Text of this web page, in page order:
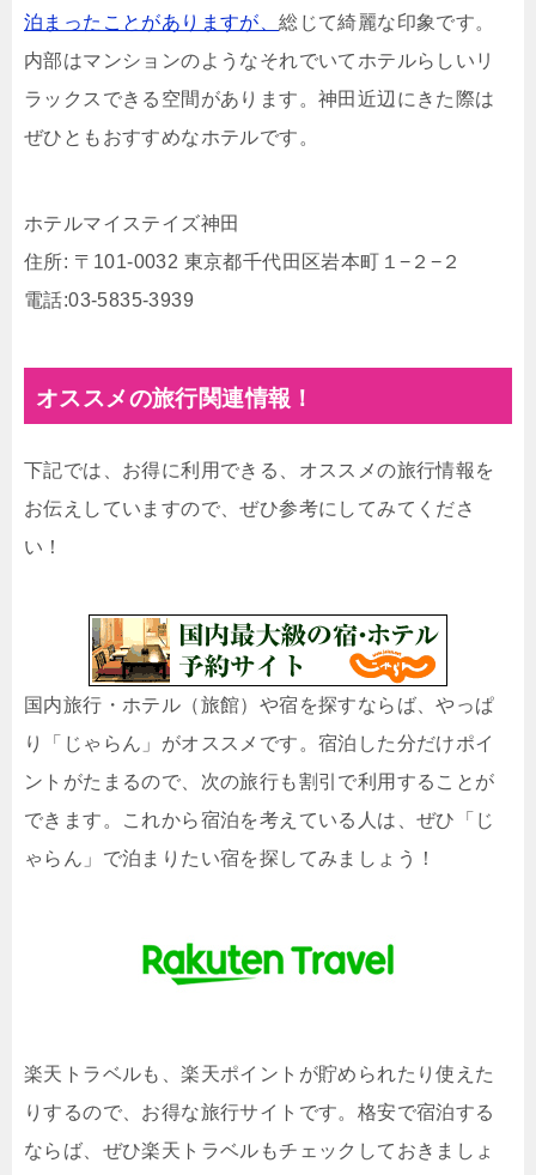
泊まったことがありますが、総じて綺麗な印象です。
内部はマンションのようなそれでいてホテルらしいリ
ラックスできる空間があります。神田近辺にきた際は
ぜひともおすすめなホテルです。
ホテルマイステイズ神田
住所: 〒101-0032 東京都千代田区岩本町１−２−２
電話:03-5835-3939
オススメの旅行関連情報！
下記では、お得に利用できる、オススメの旅行情報を
お伝えしていますので、ぜひ参考にしてみてくださ
い！
国内旅行・ホテル（旅館）や宿を探すならば、やっぱ
り「じゃらん」がオススメです。宿泊した分だけポイ
ントがたまるので、次の旅行も割引で利用することが
できます。これから宿泊を考えている人は、ぜひ「じ
ゃらん」で泊まりたい宿を探してみましょう！
楽天トラベルも、楽天ポイントが貯められたり使えた
りするので、お得な旅行サイトです。格安で宿泊する
ならば、ぜひ楽天トラベルもチェックしておきましょ